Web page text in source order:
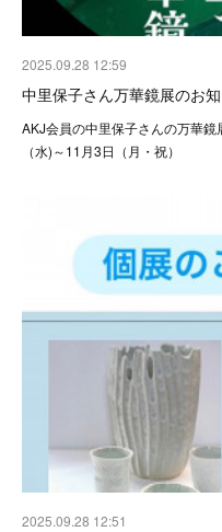
2025.09.28 12:59
中里保子さん万華鏡展のお
AKJ会員の中里保子さんの万華
（水)～11月3日（月・祝）
2025.09.28 12:51